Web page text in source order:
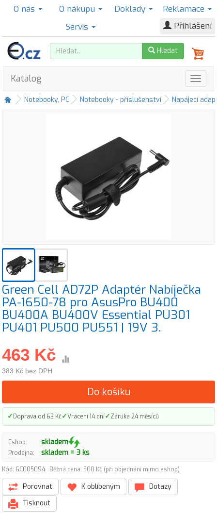
O nás O nákupu Doklady
Reklamace
Servis
Přihlášení
Hledat
Katalog
Notebooky, PC Notebooky - příslušenství Napájecí
Green Cell AD72P Adaptér Nabíječka
PA-1650-78 pro AsusPro BU400
BU400A BU400V Essential PU301
PU401 PU500 PU551 | 19V 3.
463 Kč
383 Kč bez DPH
Do košíku
✓Doprava od 63 Kč✓Vrácení 14 dní✓Záruka 24 měsíců
Eshop: skladem
Prodejna: skladem = 3 ks
Kód: GC005094 Běžná cena: 500 Kč (při objednání mimo eshop)
Porovnat K oblíbeným
Dotazy
Tisknout